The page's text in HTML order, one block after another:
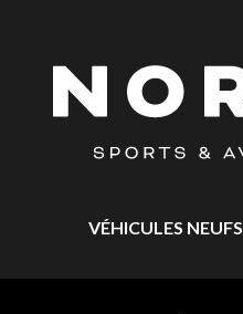
VÉHICULES NEUFS